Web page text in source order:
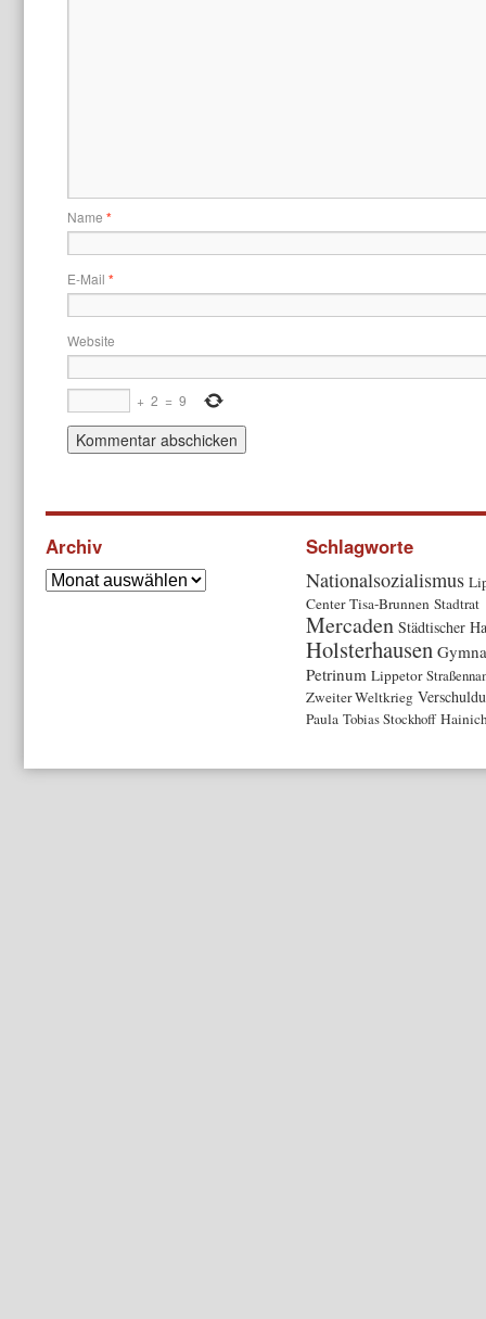
Name *
E-Mail *
Website
+ 2 = 9
Archiv
Schlagworte
Nationalsozialismus
Center Tisa-Brunnen Stadtrat
Mercaden Städtischer
Holsterhausen
Petrinum Lippetor
Zweiter Weltkrieg
Paula Tobias Stockhoff